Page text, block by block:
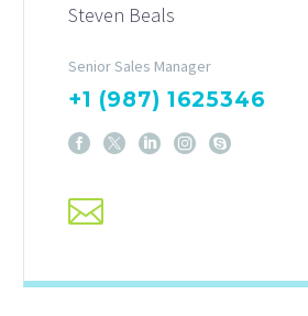
Steven Beals
Senior Sales Manager
+1 (987) 1625346